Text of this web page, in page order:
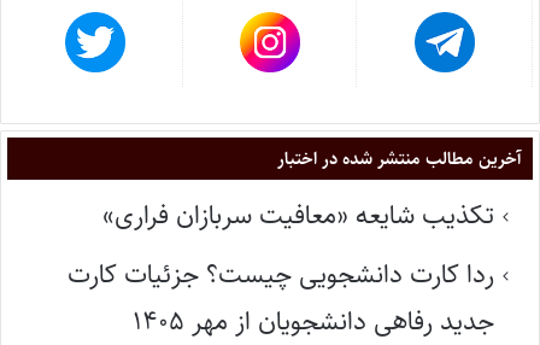
آخرین مطالب منتشر شده در اختبار
تکذیب شایعه «معافیت سربازان فراری»
ردا کارت دانشجویی چیست؟ جزئیات کارت
جدید رفاهی دانشجویان از مهر ۱۴۰۵